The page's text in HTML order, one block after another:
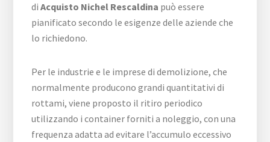
diAcquisto Nichel Rescaldina può essere
pianificato secondo le esigenze delle aziende che
lo richiedono.
Per le industrie e le imprese di demolizione, che
normalmente producono grandi quantitativi di
rottami, viene proposto il ritiro periodico
utilizzando i container forniti a noleggio, con una
frequenza adatta ad evitare l’accumulo eccessivo